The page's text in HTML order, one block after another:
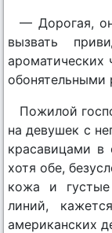
— Дорогая,
вызвать
ароматических
обонятельными
Пожилой
на девушек с
красавицами в
хотя обе,
кожа и
линий,
американских